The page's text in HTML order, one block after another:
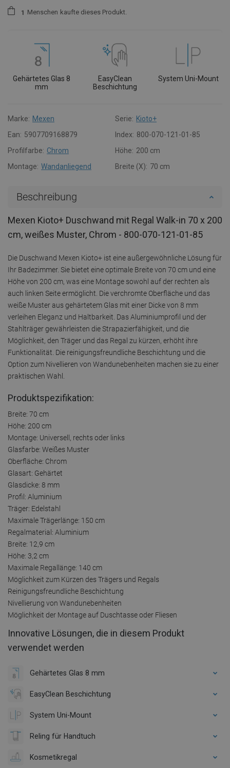
1 Menschen kaufte dieses Produkt.
Gehärtetes Glas 8
mm
EasyClean
Beschichtung
System Uni-Mount
Marke: Mexen Serie: Kioto+
Ean: 5907709168879 Index: 800-070-121-01-85
Profilfarbe: Chrom Höhe: 200 cm
Montage: Wandanliegend Breite (X): 70 cm
Beschreibung
Mexen Kioto+ Duschwand mit Regal Walk-in 70 x 200
cm, weißes Muster, Chrom - 800-070-121-01-85
Die Duschwand Mexen Kioto+ ist eine außergewöhnliche Lösung für
Ihr Badezimmer. Sie bietet eine optimale Breite von 70 cm und eine
Höhe von 200 cm, was eine Montage sowohl auf der rechten als
auch linken Seite ermöglicht. Die verchromte Oberfläche und das
weiße Muster aus gehärtetem Glas mit einer Dicke von 8 mm
verleihen Eleganz und Haltbarkeit. Das Aluminiumprofil und der
Stahlträger gewährleisten die Strapazierfähigkeit, und die
Möglichkeit, den Träger und das Regal zu kürzen, erhöht ihre
Funktionalität. Die reinigungsfreundliche Beschichtung und die
Option zum Nivellieren von Wandunebenheiten machen sie zu einer
praktischen Wahl.
Produktspezifikation:
Breite: 70 cm
Höhe: 200 cm
Montage: Universell, rechts oder links
Glasfarbe: Weißes Muster
Oberfläche: Chrom
Glasart: Gehärtet
Glasdicke: 8 mm
Profil: Aluminium
Träger: Edelstahl
Maximale Trägerlänge: 150 cm
Regalmaterial: Aluminium
Breite: 12,9 cm
Höhe: 3,2 cm
Maximale Regallänge: 140 cm
Möglichkeit zum Kürzen des Trägers und Regals
Reinigungsfreundliche Beschichtung
Nivellierung von Wandunebenheiten
Möglichkeit der Montage auf Duschtasse oder Fliesen
Innovative Lösungen, die in diesem Produkt
verwendet werden
Gehärtetes Glas 8 mm
EasyClean Beschichtung
System Uni-Mount
Reling für Handtuch
Kosmetikregal